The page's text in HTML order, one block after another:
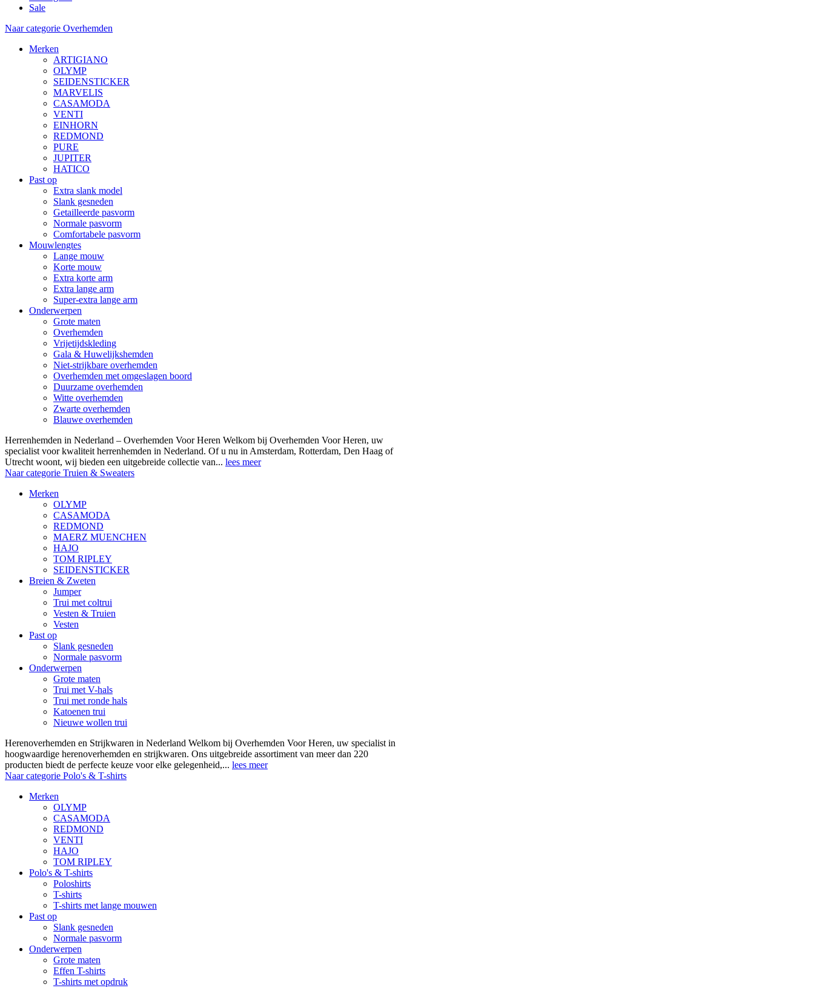
Sale
Naar categorie Overhemden
Merken
ARTIGIANO
OLYMP
SEIDENSTICKER
MARVELIS
CASAMODA
VENTI
EINHORN
REDMOND
PURE
JUPITER
HATICO
Past op
Extra slank model
Slank gesneden
Getailleerde pasvorm
Normale pasvorm
Comfortabele pasvorm
Mouwlengtes
Lange mouw
Korte mouw
Extra korte arm
Extra lange arm
Super-extra lange arm
Onderwerpen
Grote maten
Overhemden
Vrijetijdskleding
Gala & Huwelijkshemden
Niet-strijkbare overhemden
Overhemden met omgeslagen boord
Duurzame overhemden
Witte overhemden
Zwarte overhemden
Blauwe overhemden
Herrenhemden in Nederland – Overhemden Voor Heren Welkom bij Overhemden Voor Heren, uw
specialist voor kwaliteit herrenhemden in Nederland. Of u nu in Amsterdam, Rotterdam, Den Haag of
Utrecht woont, wij bieden een uitgebreide collectie van... lees meer
Naar categorie Truien & Sweaters
Merken
OLYMP
CASAMODA
REDMOND
MAERZ MUENCHEN
HAJO
TOM RIPLEY
SEIDENSTICKER
Breien & Zweten
Jumper
Trui met coltrui
Vesten & Truien
Vesten
Past op
Slank gesneden
Normale pasvorm
Onderwerpen
Grote maten
Trui met V-hals
Trui met ronde hals
Katoenen trui
Nieuwe wollen trui
Herenoverhemden en Strijkwaren in Nederland Welkom bij Overhemden Voor Heren, uw specialist in
hoogwaardige herenoverhemden en strijkwaren. Ons uitgebreide assortiment van meer dan 220
producten biedt de perfecte keuze voor elke gelegenheid,... lees meer
Naar categorie Polo's & T-shirts
Merken
OLYMP
CASAMODA
REDMOND
VENTI
HAJO
TOM RIPLEY
Polo's & T-shirts
Poloshirts
T-shirts
T-shirts met lange mouwen
Past op
Slank gesneden
Normale pasvorm
Onderwerpen
Grote maten
Effen T-shirts
T-shirts met opdruk